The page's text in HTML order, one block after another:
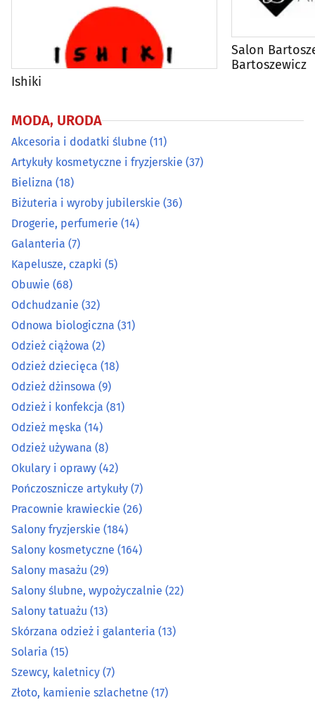
Odnowa biologiczna
Odzież ciążowa(2)
Odzież dżinsowa(9)
Odzież i konfekcja
Odzież używana
Okulary i oprawy
Pończosznicze artykuły(7)
Pracownie krawieckie
Salony fryzjerskie(184)
Salony kosmetyczne
Salony masażu(29)
Salony ślubne, wypożyczalnie
Salony tatuażu(13)
Skórzana odzież i galanteria
Solaria (15)
Szewcy, kaletnicy
Złoto, kamienie szlachetne
Ishiki
Salon
Bartoszewicz
MODA, URODA
Akcesoria i dodatki ślubne (11)
Artykuły kosmetyczne i fryzjerskie (37)
Bielizna (18)
Biżuteria i wyroby jubilerskie (36)
Drogerie, perfumerie (14)
Galanteria (7)
Kapelusze, czapki (5)
Obuwie (68)
Odchudzanie (32)
Odnowa biologiczna (31)
Odzież ciążowa (2)
Odzież dziecięca (18)
Odzież dżinsowa (9)
Odzież i konfekcja (81)
Odzież męska (14)
Odzież używana (8)
Okulary i oprawy (42)
Pończosznicze artykuły (7)
Pracownie krawieckie (26)
Salony fryzjerskie (184)
Salony kosmetyczne (164)
Salony masażu (29)
Salony ślubne, wypożyczalnie (22)
Salony tatuażu (13)
Skórzana odzież i galanteria (13)
Solaria (15)
Szewcy, kaletnicy (7)
Złoto, kamienie szlachetne (17)